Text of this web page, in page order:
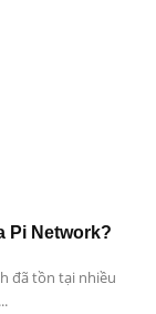
Pi Network?
đã tồn tại nhiều